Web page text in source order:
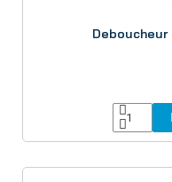
Deboucheur